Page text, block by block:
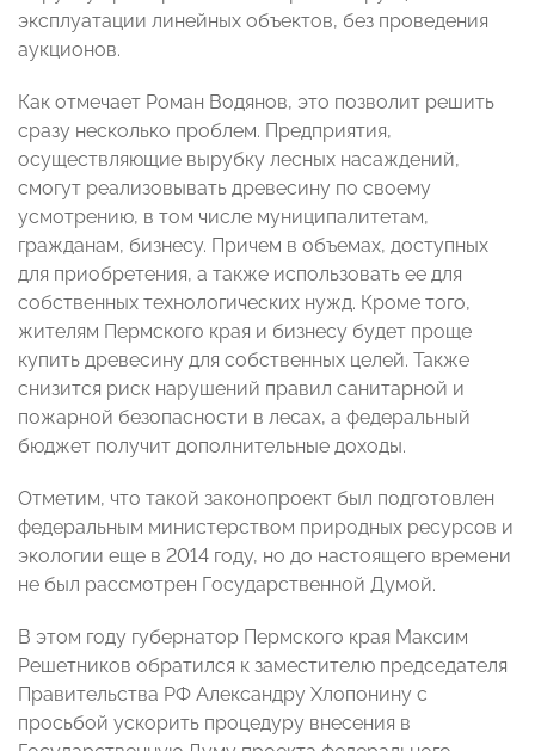
эксплуатации линейных объектов, без проведения
аукционов.
Как отмечает Роман Водянов, это позволит решить
сразу несколько проблем. Предприятия,
осуществляющие вырубку лесных насаждений,
смогут реализовывать древесину по своему
усмотрению, в том числе муниципалитетам,
гражданам, бизнесу. Причем в объемах, доступных
для приобретения, а также использовать ее для
собственных технологических нужд. Кроме того,
жителям Пермского края и бизнесу будет проще
купить древесину для собственных целей. Также
снизится риск нарушений правил санитарной и
пожарной безопасности в лесах, а федеральный
бюджет получит дополнительные доходы.
Отметим, что такой законопроект был подготовлен
федеральным министерством природных ресурсов и
экологии еще в 2014 году, но до настоящего времени
не был рассмотрен Государственной Думой.
В этом году губернатор Пермского края Максим
Решетников обратился к заместителю председателя
Правительства РФ Александру Хлопонину с
просьбой ускорить процедуру внесения в